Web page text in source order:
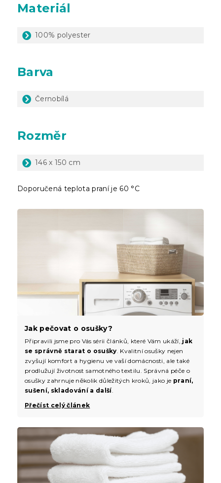
Materiál
100% polyester
Barva
Černobílá
Rozměr
146 x 150 cm
Doporučená teplota praní je 60 °C
Jak pečovat o osušky?
Připravili jsme pro Vás sérii článků, které Vám ukáží, jak
se správně starat o osušky. Kvalitní osušky nejen
zvyšují komfort a hygienu ve vaší domácnosti, ale také
prodlužují životnost samotného textilu. Správná péče o
osušky zahrnuje několik důležitých kroků, jako je praní,
sušení, skladování a další.
Přečíst celý článek